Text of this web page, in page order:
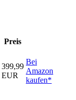
Preis
399,99
EUR
Bei
Amazon
kaufen*